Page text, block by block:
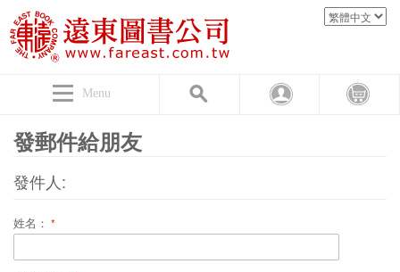
Menu
發郵件給朋友
發件人:
姓名：